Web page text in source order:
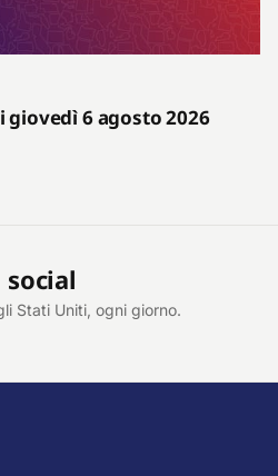
giovedì 6 agosto 2026
social
Stati Uniti, ogni giorno.